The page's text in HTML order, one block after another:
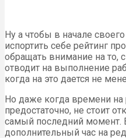
Ну а чтобы в начале
испортить себе рейтинг
обращать внимание на то,
отводит на выполнение
когда на это дается не
Но даже когда времени на
предостаточно, не стоит
самый последний момент.
дополнительный час на